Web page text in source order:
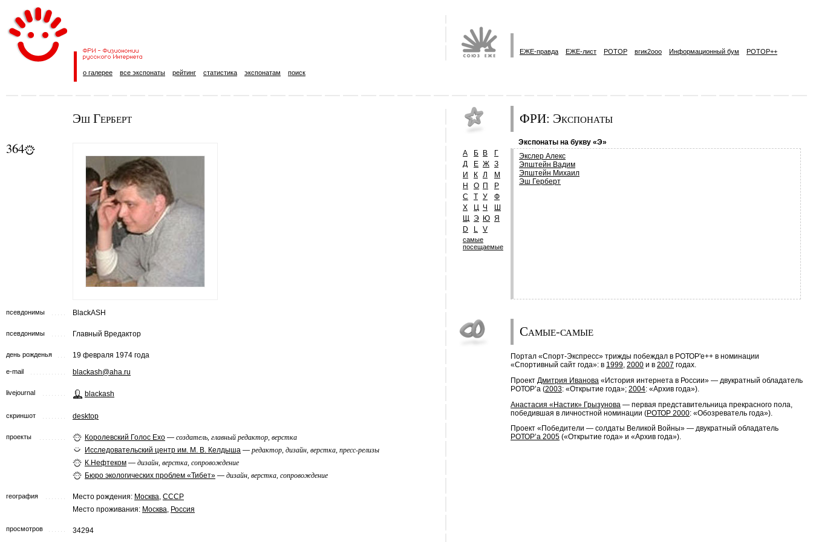
о галерее все экспонаты рейтинг статистика экспонатам поиск
ЕЖЕ-правда ЕЖЕ-лист РОТОР вгик2ooo Информационный бум РОТОР++
Эш Герберт
364
псевдонимы BlackASH
псевдонимы Главный Вредактор
день рожденья 19 февраля 1974 года
e-mail blackash@aha.ru
livejournal blackash
скриншот desktop
проекты Королевский Голос Ехо — создатель, главный редактор, верстка
Исследовательский центр им. М. В. Келдыша — редактор, дизайн, верстка, пресс-релизы
К.Нефтеком — дизайн, верстка, сопровождение
Бюро экологических проблем «Тибет» — дизайн, верстка, сопровождение
география Место рождения: Москва, СССР
Место проживания: Москва, Россия
просмотров 34294
ФРИ: Экспонаты
А Б В
Г
Д
Е Ж З
И
К Л
М
Н
О П
Р
С
Т У
Ф
Х
Ц Ч
Ш
Щ Э Ю Я
D
L V
самые
посещаемые
Экспонаты на букву «Э»
Экслер Алекс
Эпштейн Вадим
Эпштейн Михаил
Эш Герберт
Самые-самые
Портал «Спорт-Экспресс» трижды побеждал в РОТОР'е++ в номинации
«Спортивный сайт года»: в 1999, 2000 и в 2007 годах.
Проект Дмитрия Иванова «История интернета в России» — двукратный обладатель
РОТОР’a (2003: «Открытие года»; 2004: «Архив года»).
Анастасия «Настик» Грызунова — первая представительница прекрасного пола,
победившая в личностной номинации (РОТОР 2000: «Обозреватель года»).
Проект «Победители — солдаты Великой Войны» — двукратный обладатель
РОТОР’a 2005 («Открытие года» и «Архив года»).